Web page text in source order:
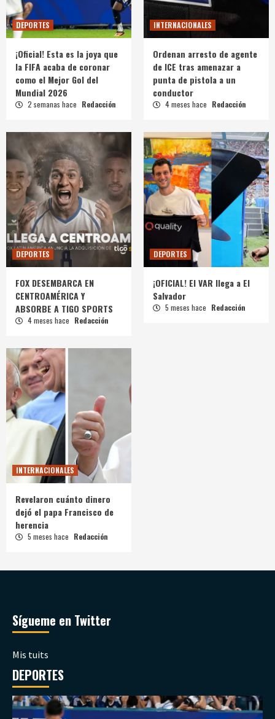
DEPORTES
¡Oficial! Esta es la joya que
la FIFA acaba de coronar
como el Mejor Gol del
Mundial 2026
2 semanas hace Redacción
INTERNACIONALES
Ordenan arresto de agente
de ICE tras amenazar a
punta de pistola a un
conductor
4 meses hace Redacción
DEPORTES
FOX DESEMBARCA EN
CENTROAMÉRICA Y
ABSORBE A TIGO SPORTS
4 meses hace Redacción
DEPORTES
¡OFICIAL! El VAR llega a El
Salvador
5 meses hace Redacción
INTERNACIONALES
Revelaron cuánto dinero
dejó el papa Francisco de
herencia
5 meses hace Redacción
Sígueme en Twitter
Mis tuits
DEPORTES